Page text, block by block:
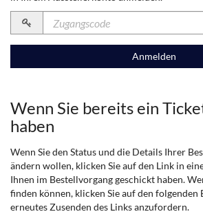
Zugangscode
erforderlich
Anmelden
Wenn Sie bereits ein
haben
Wenn Sie den Status und die Details Ihrer
ändern wollen, klicken Sie auf den Link in
Ihnen im Bestellvorgang geschickt haben.
finden können, klicken Sie auf den folgenden
erneutes Zusenden des Links anzufordern.